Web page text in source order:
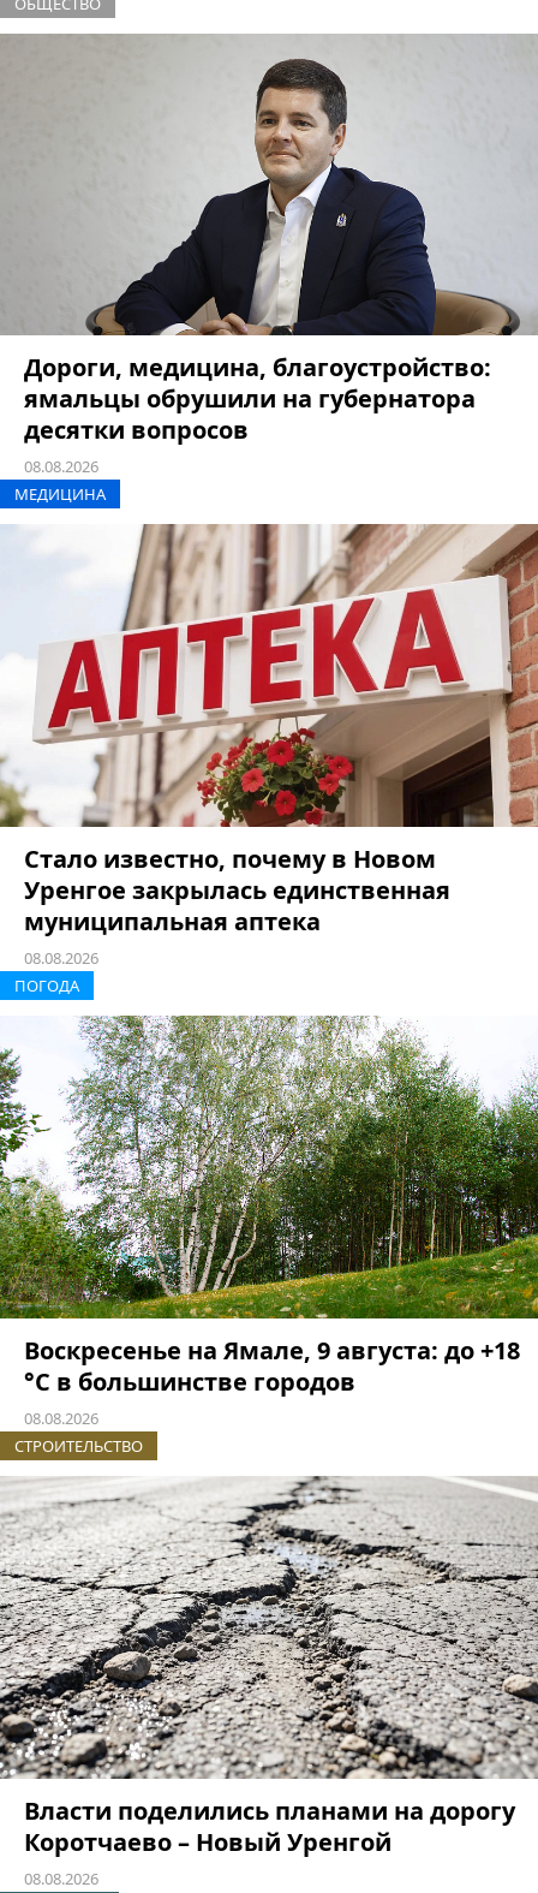
Дороги, медицина, благоустройство:
ямальцы обрушили на губернатора
десятки вопросов
08.08.2026
МЕДИЦИНА
Стало известно, почему в Новом
Уренгое закрылась единственная
муниципальная аптека
08.08.2026
ПОГОДА
Воскресенье на Ямале, 9 августа: до +18
°C в большинстве городов
08.08.2026
СТРОИТЕЛЬСТВО
Власти поделились планами на дорогу
Коротчаево – Новый Уренгой
08.08.2026